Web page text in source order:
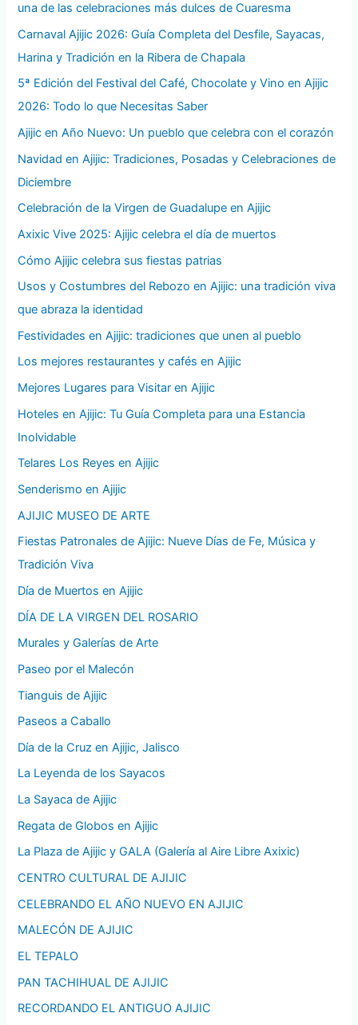
una de las celebraciones más dulces de Cuaresma
Carnaval Ajijic 2026: Guía Completa del Desfile, Sayacas,
Harina y Tradición en la Ribera de Chapala
5ª Edición del Festival del Café, Chocolate y Vino en Ajijic
2026: Todo lo que Necesitas Saber
Ajijic en Año Nuevo: Un pueblo que celebra con el corazón
Navidad en Ajijic: Tradiciones, Posadas y Celebraciones de
Diciembre
Celebración de la Virgen de Guadalupe en Ajijic
Axixic Vive 2025: Ajijic celebra el día de muertos
Cómo Ajijic celebra sus fiestas patrias
Usos y Costumbres del Rebozo en Ajijic: una tradición viva
que abraza la identidad
Festividades en Ajijic: tradiciones que unen al pueblo
Los mejores restaurantes y cafés en Ajijic
Mejores Lugares para Visitar en Ajijic
Hoteles en Ajijic: Tu Guía Completa para una Estancia
Inolvidable
Telares Los Reyes en Ajijic
Senderismo en Ajijic
AJIJIC MUSEO DE ARTE
Fiestas Patronales de Ajijic: Nueve Días de Fe, Música y
Tradición Viva
Día de Muertos en Ajijic
DÍA DE LA VIRGEN DEL ROSARIO
Murales y Galerías de Arte
Paseo por el Malecón
Tianguis de Ajijic
Paseos a Caballo
Día de la Cruz en Ajijic, Jalisco
La Leyenda de los Sayacos
La Sayaca de Ajijic
Regata de Globos en Ajijic
La Plaza de Ajijic y GALA (Galería al Aire Libre Axixic)
CENTRO CULTURAL DE AJIJIC
CELEBRANDO EL AÑO NUEVO EN AJIJIC
MALECÓN DE AJIJIC
EL TEPALO
PAN TACHIHUAL DE AJIJIC
RECORDANDO EL ANTIGUO AJIJIC